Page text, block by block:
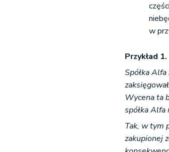
w
Przykład 1.
Spółka
Wycena ta
spółka Alfa
Tak, w tym
zakupionej